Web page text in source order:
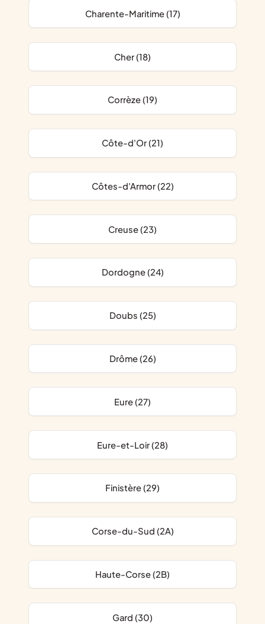
Charente-Maritime (17)
Cher (18)
Corrèze (19)
Côte-d'Or (21)
Côtes-d'Armor (22)
Creuse (23)
Dordogne (24)
Doubs (25)
Drôme (26)
Eure (27)
Eure-et-Loir (28)
Finistère (29)
Corse-du-Sud (2A)
Haute-Corse (2B)
Gard (30)